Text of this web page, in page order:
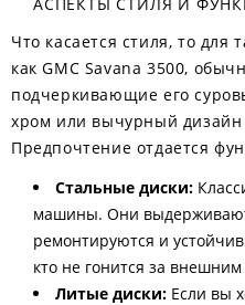
Что касается стиля, то для
как GMC Savana 3500,
подчеркивающие его
хром или вычурный дизайн
Предпочтение отдается
Стальные диски:
машины. Они выдерживают
ремонтируются и
кто не гонится за внешним
Литые диски: Если вы